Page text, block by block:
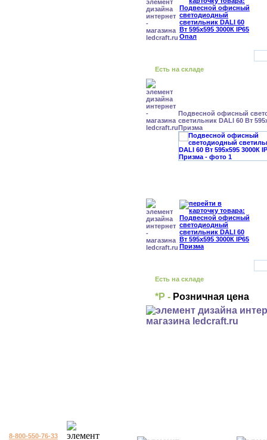
Есть на складе
Подвесной офисный
светильник DALI 60 Вт
Призма
Есть на складе
*Р - Розничная цена
8-800-550-76-33